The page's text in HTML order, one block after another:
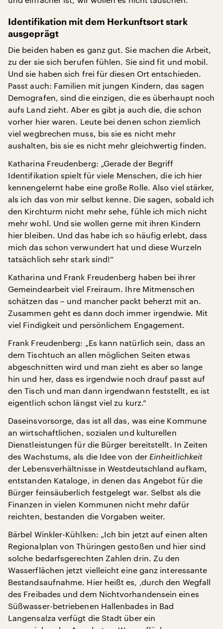
Identifikation mit dem Herkunftsort stark
ausgeprägt
Die beiden haben es ganz gut. Sie machen die Arbeit,
zu der sie sich berufen fühlen. Sie sind fit und mobil.
Und sie haben sich frei für diesen Ort entschieden.
Passt auch: Familien mit jungen Kindern, das sagen
Demografen, sind die einzigen, die es überhaupt noch
aufs Land zieht. Aber es gibt ja auch die, die schon
vorher hier waren. Leute bei denen schon ziemlich
viel wegbrechen muss, bis sie es nicht mehr
aushalten, bis sie es nicht mehr gleichwertig finden.
Katharina Freudenberg: „Gerade der Begriff
Identifikation spielt für viele Menschen, die ich hier
kennengelernt habe eine große Rolle. Also viel stärker,
als ich das von mir selbst kenne. Die sagen, sobald ich
den Kirchturm nicht mehr sehe, fühle ich mich nicht
mehr wohl. Und sie wollen gerne mit ihren Kindern
hier bleiben. Und das habe ich so häufig erlebt, dass
mich das schon verwundert hat und diese Wurzeln
tatsächlich sehr stark sind!“
Katharina und Frank Freudenberg haben bei ihrer
Gemeindearbeit viel Freiraum. Ihre Mitmenschen
schätzen das – und mancher packt beherzt mit an.
Zusammen geht es dann doch immer irgendwie. Mit
viel Findigkeit und persönlichem Engagement.
Frank Freudenberg: „Es kann natürlich sein, dass an
dem Tischtuch an allen möglichen Seiten etwas
abgeschnitten wird und man zieht es aber so lange
hin und her, dass es irgendwie noch drauf passt auf
den Tisch und man dann irgendwann feststellt, es ist
eigentlich schon längst viel zu kurz.“
Daseinsvorsorge, das ist all das, was eine Kommune
an wirtschaftlichen, sozialen und kulturellen
Dienstleistungen für die Bürger bereitstellt. In Zeiten
des Wachstums, als die Idee von der Einheitlichkeit
der Lebensverhältnisse in Westdeutschland aufkam,
entstanden Kataloge, in denen das Angebot für die
Bürger feinsäuberlich festgelegt war. Selbst als die
Finanzen in vielen Kommunen nicht mehr dafür
reichten, bestanden die Vorgaben weiter.
Bärbel Winkler-Kühlken: „Ich bin jetzt auf einen alten
Regionalplan von Thüringen gestoßen und hier sind
solche bedarfsgerechten Zahlen drin. Zu den
Wasserflächen jetzt vielleicht eine ganz interessante
Bestandsaufnahme. Hier heißt es, ‚durch den Wegfall
des Freibades und dem Nichtvorhandensein eines
Süßwasser-betriebenen Hallenbades in Bad
Langensalza verfügt die Stadt über ein